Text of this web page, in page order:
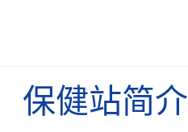
保健站简介